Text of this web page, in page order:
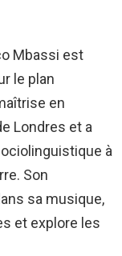
Mbassi est
le plan
en
Londres et a
à
Son
sa musique,
et explore les